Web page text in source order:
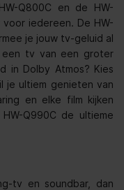
Q800C en de HW-
iedereen. De HW-
je jouw tv-geluid al
tv van een groter
in Dolby Atmos? Kies
je ultiem genieten van
en elke film kijken
Q990C de ultieme
tv en soundbar, dan